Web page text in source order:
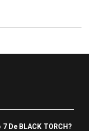
De BLACK TORCH?